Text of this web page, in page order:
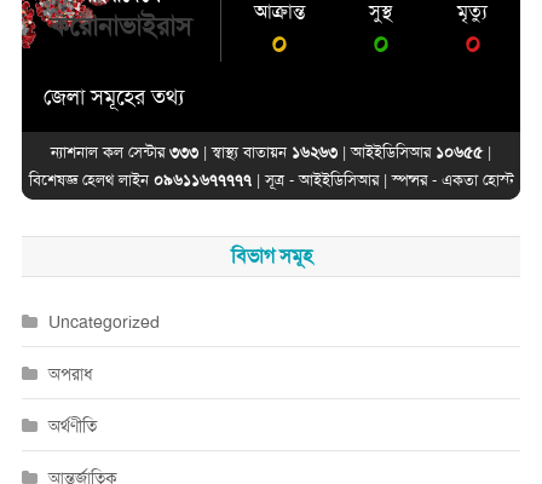
করোনাভাইরাস আক্রান্ত
০
সুস্থ
০
মৃত্যু
০
সমূহের তথ্য
ন্যাশনাল কল সেন্টার৩৩৩ | স্বাস্থ্য বাতায়ন ১৬২৬৩ | আইইডিসিআর ১০৬৫৫|
বিশেষজ্ঞ হেলথ লাইন ০৯৬১১৬৭৭৭৭৭| সূত্র -আইইডিসিআর| স্পন্সর - একতা হোস্ট
বিভাগ সমূহ
Uncategorized
অপরাধ
অর্থণীতি
আন্তর্জাতিক